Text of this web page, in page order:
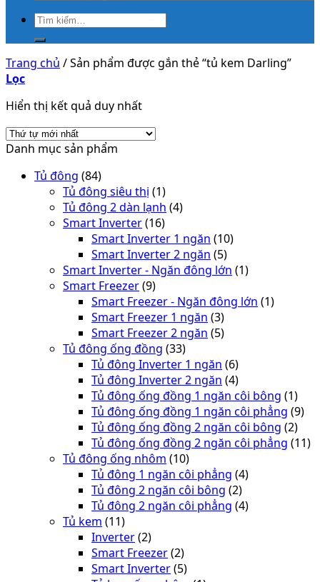
Trang chủ /Sản phẩm được gắn thẻ “tủ kem Darling”
Lọc
Hiển thị kết quả duy nhất
Danh mục sản phẩm
Tủ đông (84)
Tủ đông siêu thị (1)
Tủ đông 2 dàn lạnh (4)
Smart Inverter(16)
Smart Inverter 1 ngăn (10)
Smart Inverter 2 ngăn (5)
Smart Inverter - Ngăn đông lớn (1)
Smart Freezer(9)
Smart Freezer - Ngăn đông lớn (1)
Smart Freezer 1 ngăn (3)
Smart Freezer 2 ngăn (5)
Tủ đông ống đồng (33)
Tủ đông Inverter 1 ngăn (6)
Tủ đông Inverter 2 ngăn (4)
Tủ đông ống đồng 1 ngăn côi bông (1)
Tủ đông ống đồng 1 ngăn côi phẳng (9)
Tủ đông ống đồng 2 ngăn côi bông (2)
Tủ đông ống đồng 2 ngăn côi phẳng (11)
Tủ đông ống nhôm (10)
Tủ đông 1 ngăn côi phẳng (4)
Tủ đông 2 ngăn côi bông (2)
Tủ đông 2 ngăn côi phẳng (4)
Tủ kem (11)
Inverter(2)
Smart Freezer(2)
Smart Inverter(5)